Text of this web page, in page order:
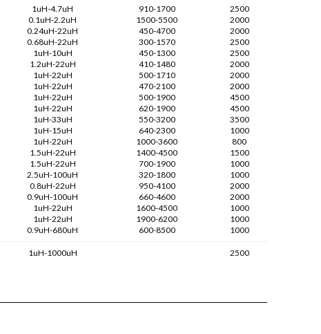
1uH-4.7uH
0.1uH-2.2uH
0.24uH-22uH
0.68uH-22uH
1uH-10uH
1.2uH-22uH
1uH-22uH
1uH-22uH
1uH-22uH
1uH-22uH
1uH-33uH
1uH-15uH
1uH-22uH
1.5uH-22uH
1.5uH-22uH
2.5uH-100uH
0.8uH-22uH
0.9uH-100uH
1uH-22uH
1uH-22uH
0.9uH-680uH
910-1700
1500-5500
450-4700
300-1570
450-1300
410-1480
500-1710
470-2100
500-1900
620-1900
550-3200
640-2300
1000-3600
1400-4500
700-1900
320-1800
950-4100
660-4600
1600-4500
1900-6200
600-8500
2500
2000
2000
2500
2500
2000
2000
2000
4500
4500
3500
1000
800
1500
1000
1000
2000
2000
1000
1000
1000
1uH-1000uH 2500